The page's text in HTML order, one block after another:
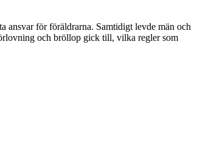
ansvar för föräldrarna. Samtidigt levde män och
och bröllop gick till, vilka regler som